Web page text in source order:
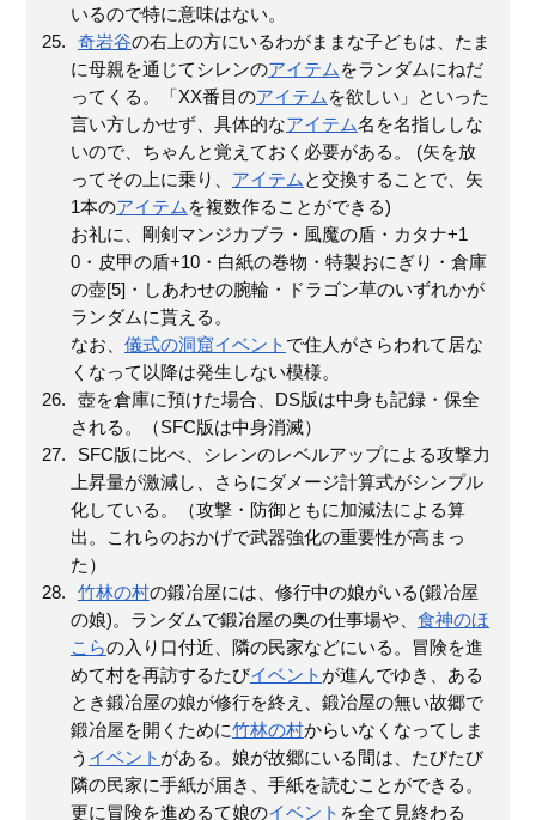
いるので特に意味はない。
奇岩谷の右上の方にいるわがままな子どもは、たま
に母親を通じてシレンのアイテム をランダムにねだ
ってくる。「XX番目のアイテム を欲しい」といった
言い方しかせず、具体的なアイテム名を名指ししな
いので、ちゃんと覚えておく必要がある。 (矢を放
ってその上に乗り、 アイテム と交換することで、矢
1本のアイテム を複数作ることができる)
お礼に、剛剣マンジカブラ・風魔の盾・カタナ+1
0・皮甲の盾+10・白紙の巻物・特製おにぎり・倉庫
の壺[5]・しあわせの腕輪・ドラゴン草のいずれかが
ランダムに貰える。
なお、 儀式の洞窟イベント で住人がさらわれて居な
くなって以降は発生しない模様。
壺を倉庫に預けた場合、DS版は中身も記録・保全
される。（SFC版は中身消滅）
SFC版に比べ、シレンのレベルアップによる攻撃力
上昇量が激減し、さらにダメージ計算式がシンプル
化している。（攻撃・防御ともに加減法による算
出。これらのおかげで武器強化の重要性が高まっ
た）
竹林の村の鍛冶屋には、修行中の娘がいる(鍛冶屋
の娘)。ランダムで鍛冶屋の奥の仕事場や、 食神のほ
こらの入り口付近、隣の民家などにいる。冒険を進
めて村を再訪するたびイベント が進んでゆき、ある
とき鍛冶屋の娘が修行を終え、鍛冶屋の無い故郷で
鍛冶屋を開くために竹林の村からいなくなってしま
う イベント がある。娘が故郷にいる間は、たびたび
隣の民家に手紙が届き、手紙を読むことができる。
更に冒険を進めるて娘のイベント を全て見終わる